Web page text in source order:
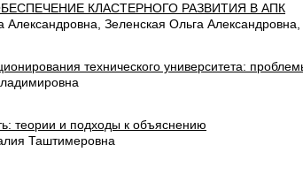
КЛАСТЕРНОГО РАЗВИТИЯ В АПК
Александровна, Зеленская Ольга
технического университета:
теории и подходы к объяснению
Таштимеровна